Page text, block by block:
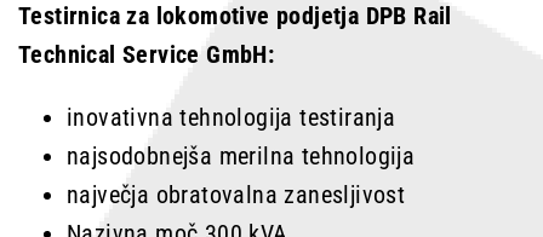
Testirnica za lokomotive podjetja DPB Rail
Technical Service GmbH:
inovativna tehnologija testiranja
najsodobnejša merilna tehnologija
največja obratovalna zanesljivost